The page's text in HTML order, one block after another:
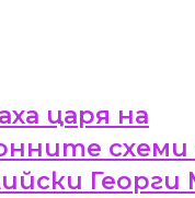
царя на
схеми
Георги